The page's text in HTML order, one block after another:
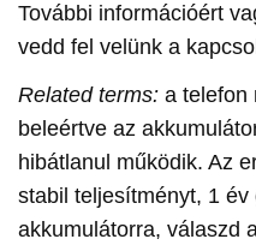
További információért
vedd fel velünk a
Related terms: a telefon
beleértve az
hibátlanul működik. Az
stabil teljesítményt, 1
akkumulátorra, válaszd